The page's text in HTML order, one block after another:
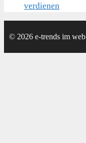
verdienen
© 2026 e-trends im web